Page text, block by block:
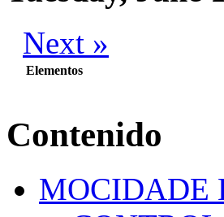
Next »
Elementos
Contenido
MOCIDADE